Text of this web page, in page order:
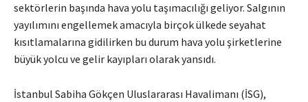
sektörlerin başında hava yolu taşımacılığı geliyor. Salgının
yayılımını engellemek amacıyla birçok ülkede seyahat
kısıtlamalarına gidilirken bu durum hava yolu şirketlerine
büyük yolcu ve gelir kayıpları olarak yansıdı.
İstanbul Sabiha Gökçen Uluslararası Havalimanı (İSG),